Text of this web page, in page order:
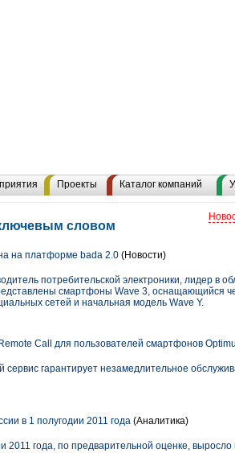
Проекты Каталог компаний
словом
на платформе bada 2.0 (Новости)
потребительской электроники, лидер в
смартфоны Wave 3, оснащающийся
сетей и начальная модель Wave Y.
Call для пользователей смартфонов
сервис гарантирует незамедлительное
в 1 полугодии 2011 года (Аналитика)
2011 года, по предварительной оценке,